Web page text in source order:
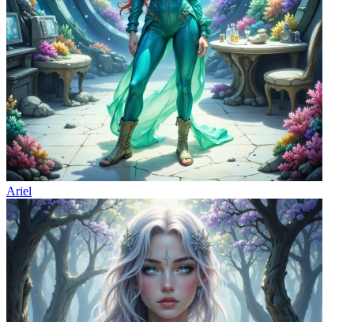
Ariel